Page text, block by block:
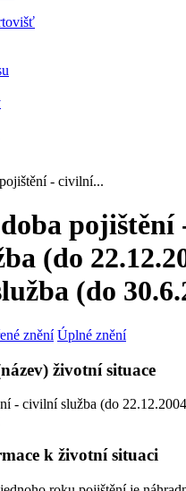
- civilní...
pojištění
(do
(do
znění Úplné znění
životní situace
- civilní služba (do
k životní situaci